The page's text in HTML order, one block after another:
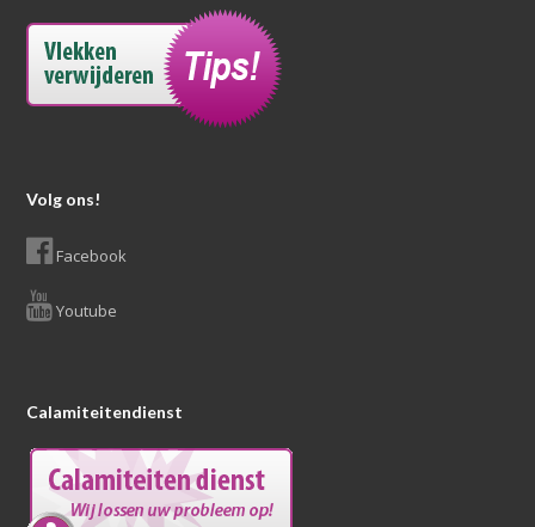
Volg ons!
Facebook
Youtube
Calamiteitendienst